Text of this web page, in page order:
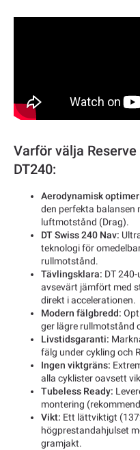
Varför välja
DT240:
Aerodynamisk
den perfekta balansen
luftmotstånd (Drag).
DT Swiss 240 Nav:
teknologi för
rullmotstånd.
Tävlingsklara: DT
avsevärt jämfört med
direkt i accelerationen.
Modern fälgbredd:
ger lägre rullmotstånd
Livstidsgaranti:
fälg under cykling och
Ingen viktgräns:
alla cyklister oavsett
Tubeless Ready:
montering
Vikt: Ett lättviktigt
högprestandahjulset
gramjakt.